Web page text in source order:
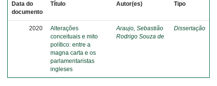
Data do
documento
Título Autor(es) Tipo
2020
Alterações
conceituais e mito
político: entre a
magna carta e os
parlamentaristas
ingleses
Araujo, Sebastião
Rodrigo Souza de
Dissertação